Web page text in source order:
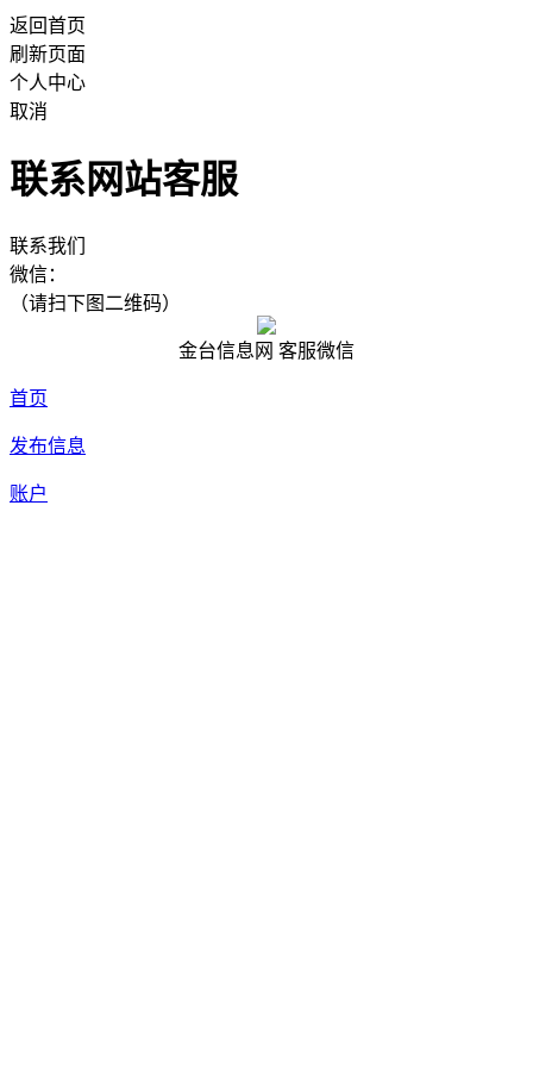
返回首页
刷新页面
个人中心
取消
联系网站客服
联系我们
微信：
（请扫下图二维码）
金台信息网 客服微信
首页
发布信息
账户